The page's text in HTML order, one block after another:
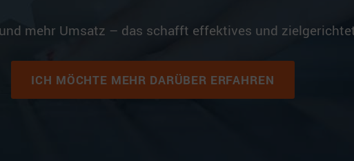
mehr Umsatz – das schafft effektives und
ICH MÖCHTE MEHR DARÜBER ERFAHREN